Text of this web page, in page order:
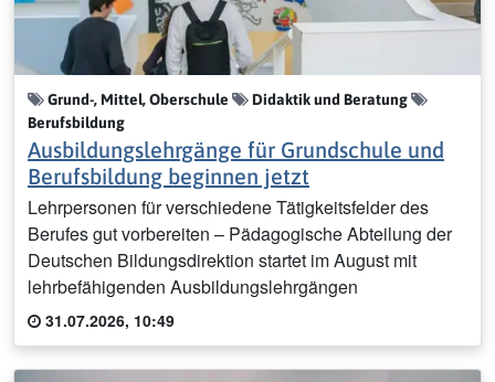
Grund-, Mittel, Oberschule
Didaktik und Beratung
Berufsbildung
Ausbildungslehrgänge für Grundschule und
Berufsbildung beginnen jetzt
Lehrpersonen für verschiedene Tätigkeitsfelder des
Berufes gut vorbereiten – Pädagogische Abteilung der
Deutschen Bildungsdirektion startet im August mit
lehrbefähigenden Ausbildungslehrgängen
31.07.2026, 10:49